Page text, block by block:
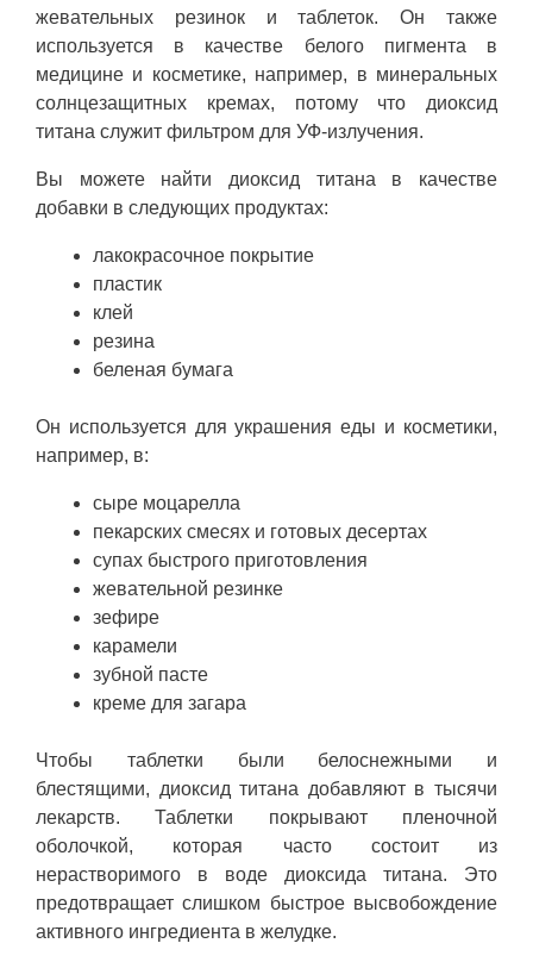
жевательных резинок и таблеток. Он также
используется в качестве белого пигмента в
медицине и косметике, например, в минеральных
солнцезащитных кремах, потому что диоксид
титана служит фильтром для УФ-излучения.
Вы можете найти диоксид титана в качестве
добавки в следующих продуктах:
лакокрасочное покрытие
пластик
клей
резина
беленая бумага
Он используется для украшения еды и косметики,
например, в:
сыре моцарелла
пекарских смесях и готовых десертах
супах быстрого приготовления
жевательной резинке
зефире
карамели
зубной пасте
креме для загара
Чтобы таблетки были белоснежными и
блестящими, диоксид титана добавляют в тысячи
лекарств. Таблетки покрывают пленочной
оболочкой, которая часто состоит из
нерастворимого в воде диоксида титана. Это
предотвращает слишком быстрое высвобождение
активного ингредиента в желудке.